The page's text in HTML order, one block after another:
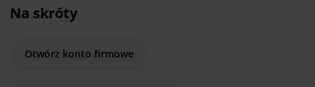
Na skróty
Otwórz konto firmowe